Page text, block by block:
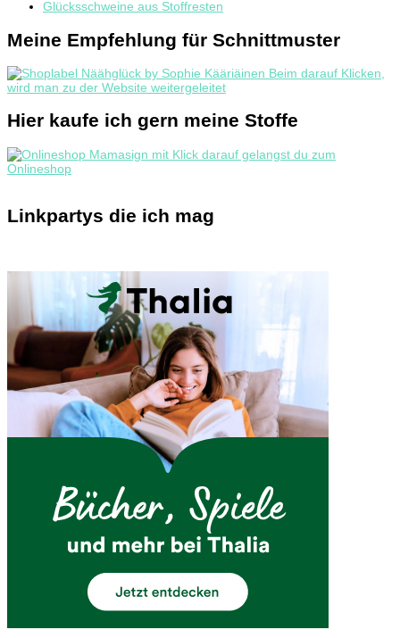
Glücksschweine aus Stoffresten
Meine Empfehlung für Schnittmuster
Hier kaufe ich gern meine Stoffe
Linkpartys die ich mag